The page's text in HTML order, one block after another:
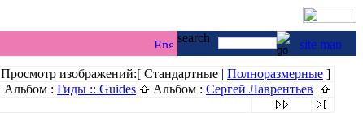
Просмотр изображений:[ Стандартные | Полноразмерные ]
Альбом : Гиды :: Guides Альбом : Сергей Лаврентьев